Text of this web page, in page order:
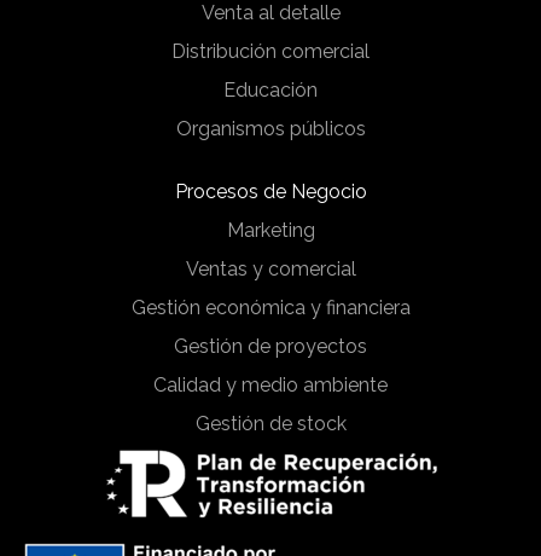
Venta al detalle
Distribución comercial
Educación
Organismos públicos
Procesos de Negocio
Marketing
Ventas y comercial
Gestión económica y financiera
Gestión de proyectos
Calidad y medio ambiente
Gestión de stock